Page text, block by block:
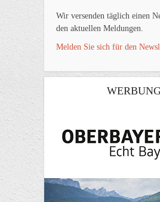
Wir versenden täglich einen
den aktuellen Meldungen.
Melden Sie sich für den